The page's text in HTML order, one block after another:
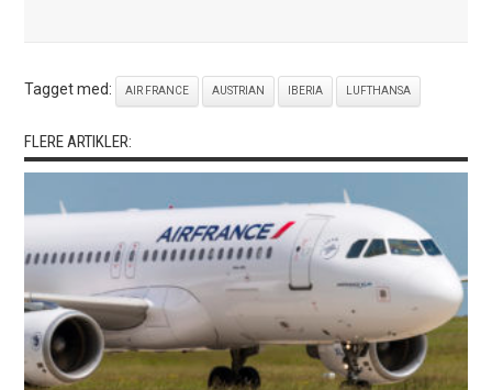
Tagget med: AIR FRANCE AUSTRIAN IBERIA LUFTHANSA
FLERE ARTIKLER: